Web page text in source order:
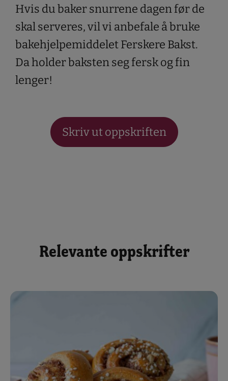
Hvis du baker snurrene dagen før de
skal serveres, vil vi anbefale å bruke
bakehjelpemiddelet Ferskere Bakst.
Da holder baksten seg fersk og fin
lenger!
Skriv ut oppskriften
Relevante oppskrifter